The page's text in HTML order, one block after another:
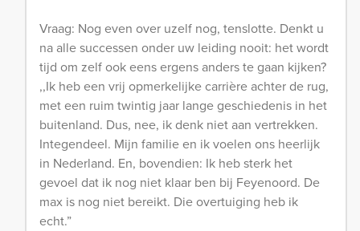
Vraag: Nog even over uzelf nog, tenslotte. Denkt u
na alle successen onder uw leiding nooit: het wordt
tijd om zelf ook eens ergens anders te gaan kijken?
,,Ik heb een vrij opmerkelijke carrière achter de rug,
met een ruim twintig jaar lange geschiedenis in het
buitenland. Dus, nee, ik denk niet aan vertrekken.
Integendeel. Mijn familie en ik voelen ons heerlijk
in Nederland. En, bovendien: Ik heb sterk het
gevoel dat ik nog niet klaar ben bij Feyenoord. De
max is nog niet bereikt. Die overtuiging heb ik
echt.”